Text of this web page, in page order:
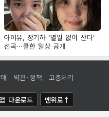
아이유, 장기하 '별일 없이 산다'
선곡…쿨한 일상 공개
약관·정책 고충처리
다운로드 맨위로↑